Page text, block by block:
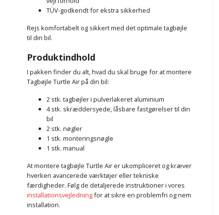
TÜV-godkendt for ekstra sikkerhed
Rejs komfortabelt og sikkert med det optimale tagbøjle
til din bil.
Produktindhold
I pakken finder du alt, hvad du skal bruge for at montere
Tagbøjle Turtle Air på din bil:
2 stk. tagbøjler i pulverlakeret aluminium
4 stk. skræddersyede, låsbare fastgørelser til din
bil
2 stk. nøgler
1 stk. monteringsnøgle
1 stk. manual
At montere tagbøjle Turtle Air er ukompliceret og kræver
hverken avancerede værktøjer eller tekniske
færdigheder. Følg de detaljerede instruktioner i vores
installationsvejledningfor at sikre en problemfri og nem
installation.